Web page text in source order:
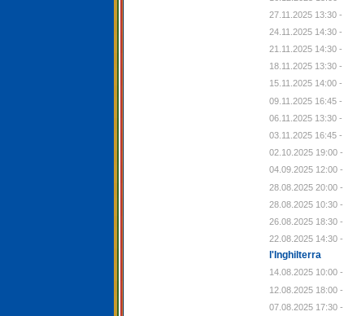
27.11.2025 13:30 -
24.11.2025 14:30 -
21.11.2025 14:30 -
18.11.2025 13:30 -
15.11.2025 14:00 -
09.11.2025 16:45 -
06.11.2025 13:30 -
03.11.2025 16:45 -
02.10.2025 19:00 -
04.09.2025 12:00 -
28.08.2025 20:00 -
28.08.2025 10:30 -
26.08.2025 18:30 -
22.08.2025 14:30 -
l'Inghilterra
14.08.2025 10:00 -
12.08.2025 18:00 -
07.08.2025 17:30 -